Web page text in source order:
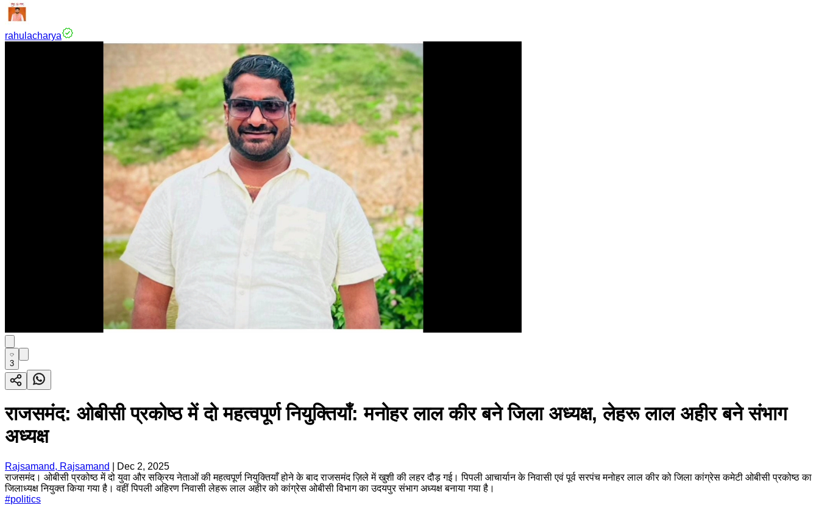
rahulacharya
3
राजसमंद: ओबीसी प्रकोष्ठ में दो महत्वपूर्ण नियुक्तियाँ: मनोहर लाल कीर बने जिला अध्यक्ष, लेहरू लाल अहीर बने संभाग
अध्यक्ष
Rajsamand, Rajsamand
Dec 2, 2025
राजसमंद। ओबीसी प्रकोष्ठ में दो युवा और सक्रिय नेताओं की महत्वपूर्ण नियुक्तियाँ होने के बाद राजसमंद ज़िले में खुशी की लहर दौड़ गई। पिपली आचार्यान के निवासी एवं पूर्व सरपंच मनोहर लाल कीर को जिला कांग्रेस कमेटी ओबीसी प्रकोष्ठ का
जिलाध्यक्ष नियुक्त किया गया है। वहीं पिपली अहिरण निवासी लेहरू लाल अहीर को कांग्रेस ओबीसी विभाग का उदयपुर संभाग अध्यक्ष बनाया गया है।
#politics